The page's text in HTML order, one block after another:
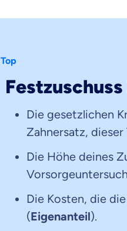
Top
Die gesetzlichen
Zahnersatz,
Die Höhe deines
Die Kosten, die
(Eigenanteil).